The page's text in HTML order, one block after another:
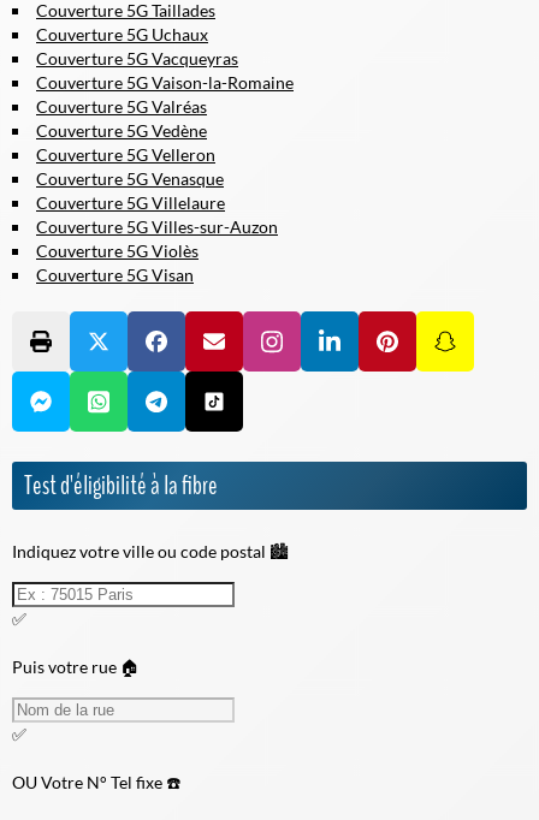
Couverture 5G Taillades
Couverture 5G Uchaux
Couverture 5G Vacqueyras
Couverture 5G Vaison-la-Romaine
Couverture 5G Valréas
Couverture 5G Vedène
Couverture 5G Velleron
Couverture 5G Venasque
Couverture 5G Villelaure
Couverture 5G Villes-sur-Auzon
Couverture 5G Violès
Couverture 5G Visan
Test d'éligibilité à la fibre
Indiquez votre ville ou code postal 🏙️
✅
Puis votre rue 🏠
✅
OUVotre N° Tel fixe ☎️